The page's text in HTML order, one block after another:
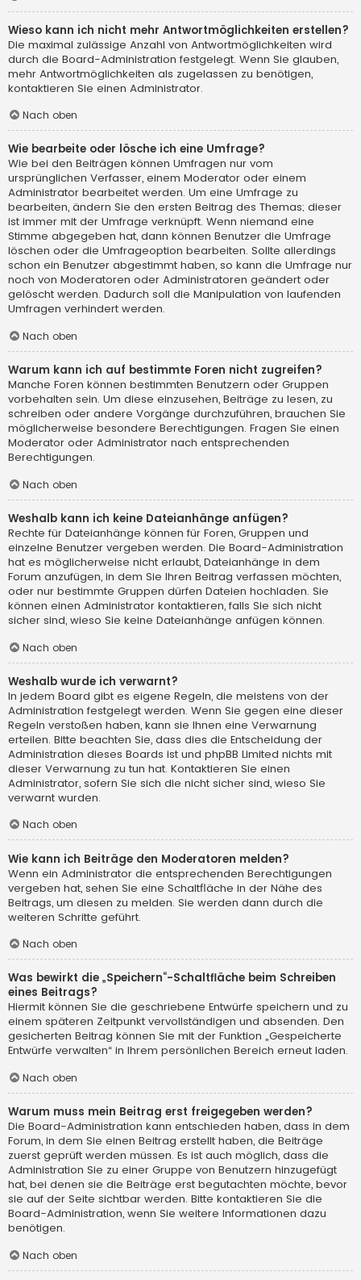
Wieso kann ich nicht mehr Antwortmöglichkeiten erstellen?
Die maximal zulässige Anzahl von Antwortmöglichkeiten wird
durch die Board-Administration festgelegt. Wenn Sie glauben,
mehr Antwortmöglichkeiten als zugelassen zu benötigen,
kontaktieren Sie einen Administrator.
Nach oben
Wie bearbeite oder lösche ich eine Umfrage?
Wie bei den Beiträgen können Umfragen nur vom
ursprünglichen Verfasser, einem Moderator oder einem
Administrator bearbeitet werden. Um eine Umfrage zu
bearbeiten, ändern Sie den ersten Beitrag des Themas; dieser
ist immer mit der Umfrage verknüpft. Wenn niemand eine
Stimme abgegeben hat, dann können Benutzer die Umfrage
löschen oder die Umfrageoption bearbeiten. Sollte allerdings
schon ein Benutzer abgestimmt haben, so kann die Umfrage nur
noch von Moderatoren oder Administratoren geändert oder
gelöscht werden. Dadurch soll die Manipulation von laufenden
Umfragen verhindert werden.
Nach oben
Warum kann ich auf bestimmte Foren nicht zugreifen?
Manche Foren können bestimmten Benutzern oder Gruppen
vorbehalten sein. Um diese einzusehen, Beiträge zu lesen, zu
schreiben oder andere Vorgänge durchzuführen, brauchen Sie
möglicherweise besondere Berechtigungen. Fragen Sie einen
Moderator oder Administrator nach entsprechenden
Berechtigungen.
Nach oben
Weshalb kann ich keine Dateianhänge anfügen?
Rechte für Dateianhänge können für Foren, Gruppen und
einzelne Benutzer vergeben werden. Die Board-Administration
hat es möglicherweise nicht erlaubt, Dateianhänge in dem
Forum anzufügen, in dem Sie Ihren Beitrag verfassen möchten,
oder nur bestimmte Gruppen dürfen Dateien hochladen. Sie
können einen Administrator kontaktieren, falls Sie sich nicht
sicher sind, wieso Sie keine Dateianhänge anfügen können.
Nach oben
Weshalb wurde ich verwarnt?
In jedem Board gibt es eigene Regeln, die meistens von der
Administration festgelegt werden. Wenn Sie gegen eine dieser
Regeln verstoßen haben, kann sie Ihnen eine Verwarnung
erteilen. Bitte beachten Sie, dass dies die Entscheidung der
Administration dieses Boards ist und phpBB Limited nichts mit
dieser Verwarnung zu tun hat. Kontaktieren Sie einen
Administrator, sofern Sie sich die nicht sicher sind, wieso Sie
verwarnt wurden.
Nach oben
Wie kann ich Beiträge den Moderatoren melden?
Wenn ein Administrator die entsprechenden Berechtigungen
vergeben hat, sehen Sie eine Schaltfläche in der Nähe des
Beitrags, um diesen zu melden. Sie werden dann durch die
weiteren Schritte geführt.
Nach oben
Was bewirkt die „Speichern“-Schaltfläche beim Schreiben
eines Beitrags?
Hiermit können Sie die geschriebene Entwürfe speichern und zu
einem späteren Zeitpunkt vervollständigen und absenden. Den
gesicherten Beitrag können Sie mit der Funktion „Gespeicherte
Entwürfe verwalten“ in Ihrem persönlichen Bereich erneut laden.
Nach oben
Warum muss mein Beitrag erst freigegeben werden?
Die Board-Administration kann entschieden haben, dass in dem
Forum, in dem Sie einen Beitrag erstellt haben, die Beiträge
zuerst geprüft werden müssen. Es ist auch möglich, dass die
Administration Sie zu einer Gruppe von Benutzern hinzugefügt
hat, bei denen sie die Beiträge erst begutachten möchte, bevor
sie auf der Seite sichtbar werden. Bitte kontaktieren Sie die
Board-Administration, wenn Sie weitere Informationen dazu
benötigen.
Nach oben